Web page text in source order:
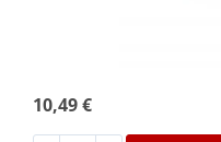
10,49 €